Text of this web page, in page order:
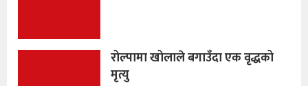
रोल्पामा खोलाले बगाउँदा एक वृद्धको
मृत्यु